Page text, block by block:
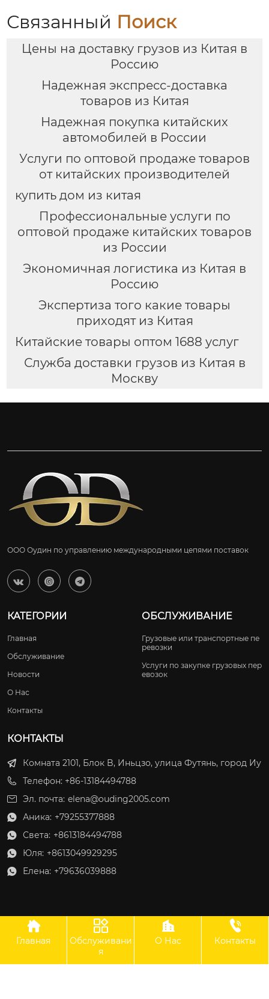
посреднических
закупок Китай-Россия
Связанный Поиск
Цены на доставку грузов из Китая в
Россию
Надежная экспресс-доставка
товаров из Китая
Надежная покупка китайских
автомобилей в России
Услуги по оптовой продаже товаров
от китайских производителей
купить дом из китая
Профессиональные услуги по
оптовой продаже китайских товаров
из России
Экономичная логистика из Китая в
Россию
Экспертиза того какие товары
приходят из Китая
Китайские товары оптом 1688 услуг
Служба доставки грузов из Китая в
Москву
ООО Оудин по управлению международными цепями поставок
  
КАТЕГОРИИ
Главная
Обслуживание
Новости
О Нас
Контакты
ОБСЛУЖИВАНИЕ
Грузовые или транспортные пе
ревозки
Услуги по закупке грузовых пер
евозок
КОНТАКТЫ
Комната 2101, Блок B, Иньцзо, улица Футянь, город Иу
Телефон: +86-13184494788
Эл. почта: elena@ouding2005.com
 Аника: +79255377888
 Света: +8613184494788
 Юля: +8613049929295
 Елена: +79636039888
ООО Оудин по управлению международными цепями поставок

Главная

Обслуживани
я

О Нас

Контакты